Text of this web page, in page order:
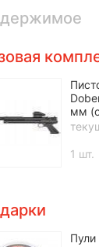
мм
1 шт.